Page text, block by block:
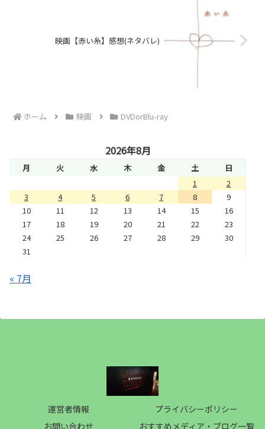
映画【赤い糸】感想(ネタバレ)
ホーム 映画 DVDorBlu-ray
2026年8月
月 火 水 木 金 土
日
1
2
3
4 5 6 7 8
9
10
11 12 13 14 15
16
17
18 19 20 21 22
23
24
25 26 27 28 29
30
31
« 7月
運営者情報
プライバシーポリシー
お問い合わせ
おすすめメディア・ブログ一覧